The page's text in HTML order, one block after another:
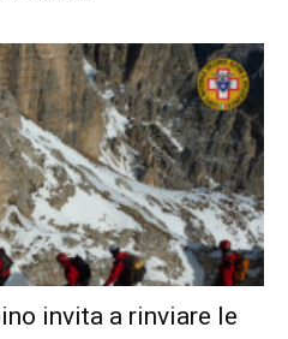
invita a rinviare le